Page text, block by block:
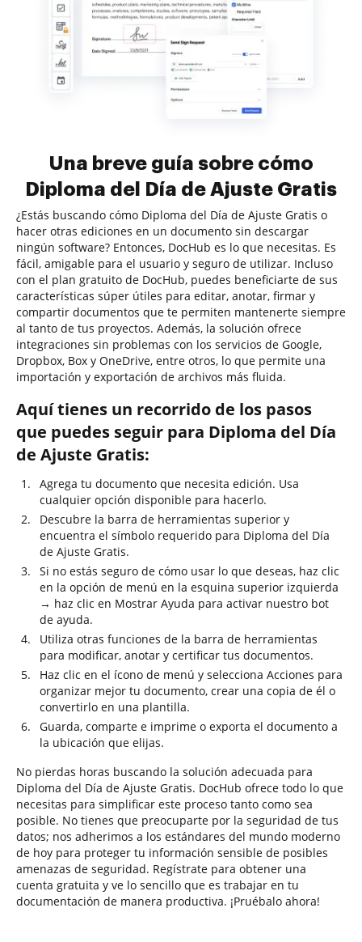
Una breve guía sobre cómo
Diploma del Día de Ajuste Gratis
¿Estás buscando cómo Diploma del Día de Ajuste Gratis o
hacer otras ediciones en un documento sin descargar
ningún software? Entonces, DocHub es lo que necesitas. Es
fácil, amigable para el usuario y seguro de utilizar. Incluso
con el plan gratuito de DocHub, puedes beneficiarte de sus
características súper útiles para editar, anotar, firmar y
compartir documentos que te permiten mantenerte siempre
al tanto de tus proyectos. Además, la solución ofrece
integraciones sin problemas con los servicios de Google,
Dropbox, Box y OneDrive, entre otros, lo que permite una
importación y exportación de archivos más fluida.
Aquí tienes un recorrido de los pasos
que puedes seguir para Diploma del Día
de Ajuste Gratis:
Agrega tu documento que necesita edición. Usa
cualquier opción disponible para hacerlo.
Descubre la barra de herramientas superior y
encuentra el símbolo requerido para Diploma del Día
de Ajuste Gratis.
Si no estás seguro de cómo usar lo que deseas, haz clic
en la opción de menú en la esquina superior izquierda
→ haz clic en Mostrar Ayuda para activar nuestro bot
de ayuda.
Utiliza otras funciones de la barra de herramientas
para modificar, anotar y certificar tus documentos.
Haz clic en el ícono de menú y selecciona Acciones para
organizar mejor tu documento, crear una copia de él o
convertirlo en una plantilla.
Guarda, comparte e imprime o exporta el documento a
la ubicación que elijas.
No pierdas horas buscando la solución adecuada para
Diploma del Día de Ajuste Gratis. DocHub ofrece todo lo que
necesitas para simplificar este proceso tanto como sea
posible. No tienes que preocuparte por la seguridad de tus
datos; nos adherimos a los estándares del mundo moderno
de hoy para proteger tu información sensible de posibles
amenazas de seguridad. Regístrate para obtener una
cuenta gratuita y ve lo sencillo que es trabajar en tu
documentación de manera productiva. ¡Pruébalo ahora!